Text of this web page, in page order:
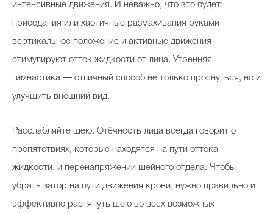
интенсивные движения. И неважно, что это будет:
приседания или хаотичные размахивания руками –
вертикальное положение и активные движения
стимулируют отток жидкости от лица. Утренняя
гимнастика — отличный способ не только проснуться, но и
улучшить внешний вид.
Расслабляйте шею. Отёчность лица всегда говорит о
препятствиях, которые находятся на пути оттока
жидкости, и перенапряжении шейного отдела. Чтобы
убрать затор на пути движения крови, нужно правильно и
эффективно растянуть шею во всех возможных